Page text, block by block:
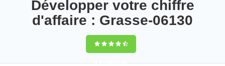
Développer votre chiffre
d'affaire : Grasse-06130
9,5(100%)64